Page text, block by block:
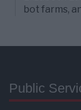
bot farms,
Public